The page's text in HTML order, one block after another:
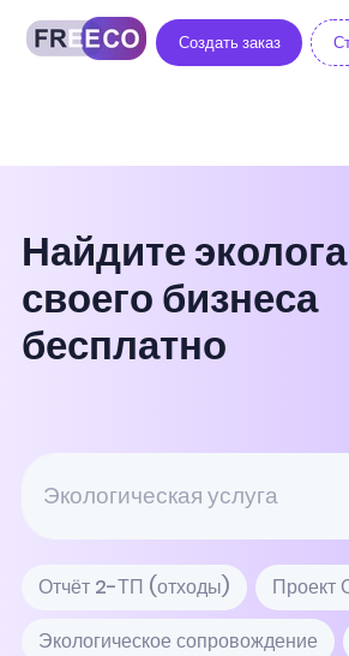
Создать заказ
Найдите
своего бизнеса
бесплатно
Отчёт 2-ТП (отходы)
Проект
Экологическое сопровождение